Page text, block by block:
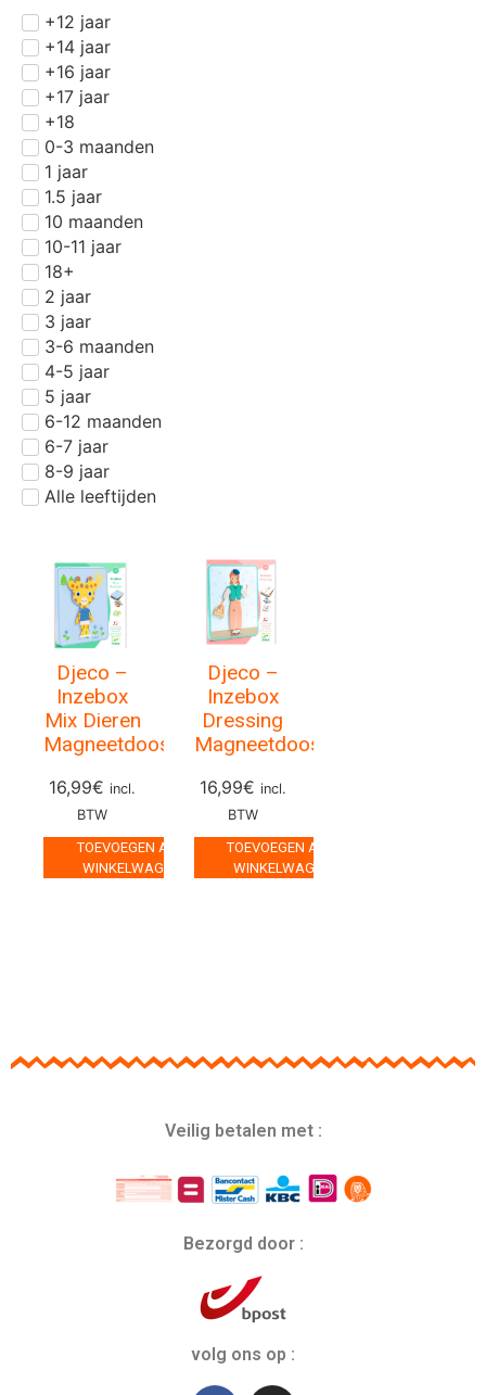
+12 jaar
+14 jaar
+16 jaar
+17 jaar
+18
0-3 maanden
1 jaar
1.5 jaar
10 maanden
10-11 jaar
18+
2 jaar
3 jaar
3-6 maanden
4-5 jaar
5 jaar
6-12 maanden
6-7 jaar
8-9 jaar
Alle leeftijden
Djeco –
Inzebox
Mix Dieren
Magneetdoos
16,99€ incl.
BTW
TOEVOEGEN AAN
WINKELWAGEN
Djeco –
Inzebox
Dressing
Magneetdoos
16,99€ incl.
BTW
TOEVOEGEN AAN
WINKELWAGEN
Veilig betalen met :
Bezorgd door :
volg ons op :